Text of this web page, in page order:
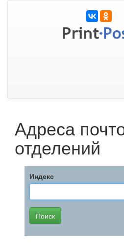
Адреса
отделений
Индекс